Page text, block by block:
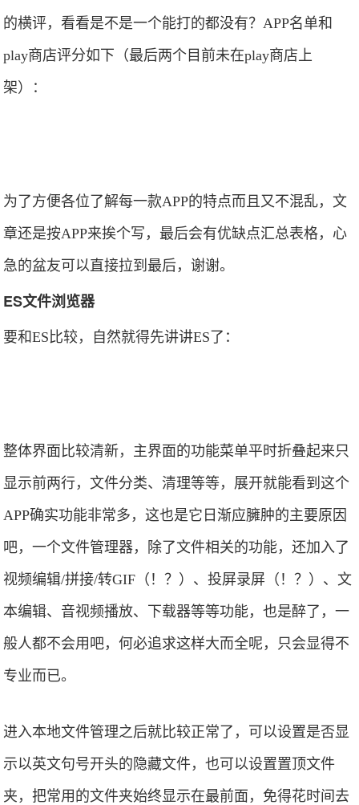
的横评，看看是不是一个能打的都没有？APP名单和
play商店评分如下（最后两个目前未在play商店上
架）：
为了方便各位了解每一款APP的特点而且又不混乱，文
章还是按APP来挨个写，最后会有优缺点汇总表格，心
急的盆友可以直接拉到最后，谢谢。​
ES文件浏览器
要和ES比较，自然就得先讲讲ES了：
整体界面比较清新，主界面的功能菜单平时折叠起来只
显示前两行，文件分类、清理等等，展开就能看到这个
APP确实功能非常多，这也是它日渐应臃肿的主要原因
吧，一个文件管理器，除了文件相关的功能，还加入了
视频编辑/拼接/转GIF（！？）、投屏录屏（！？）、文
本编辑、音视频播放、下载器等等功能，也是醉了，一
般人都不会用吧，何必追求这样大而全呢，只会显得不
专业而已。
进入本地文件管理之后就比较正常了，可以设置是否显
示以英文句号开头的隐藏文件，也可以设置置顶文件
夹，把常用的文件夹始终显示在最前面，免得花时间去